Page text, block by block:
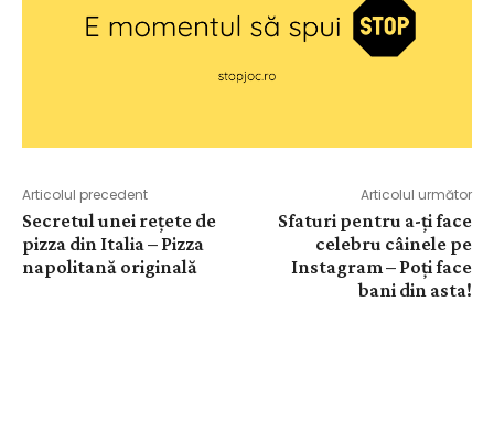
Articolul precedent
Secretul unei rețete de
pizza din Italia – Pizza
napolitană originală
Articolul următor
Sfaturi pentru a-ți face
celebru câinele pe
Instagram – Poți face
bani din asta!